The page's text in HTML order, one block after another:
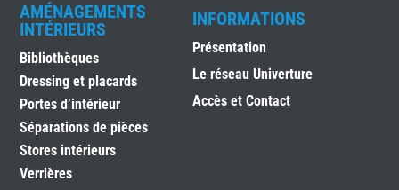
AMÉNAGEMENTS
INTÉRIEURS
Bibliothèques
Dressing et placards
Portes d’intérieur
Séparations de pièces
Stores intérieurs
Verrières
INFORMATIONS
Présentation
Le réseau Univerture
Accès et Contact